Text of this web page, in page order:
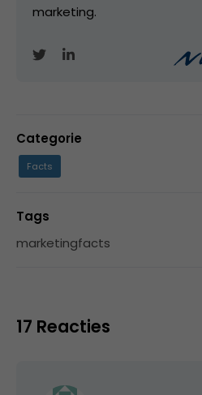
marketing.
Categorie
Facts
Tags
marketingfacts
17 Reacties